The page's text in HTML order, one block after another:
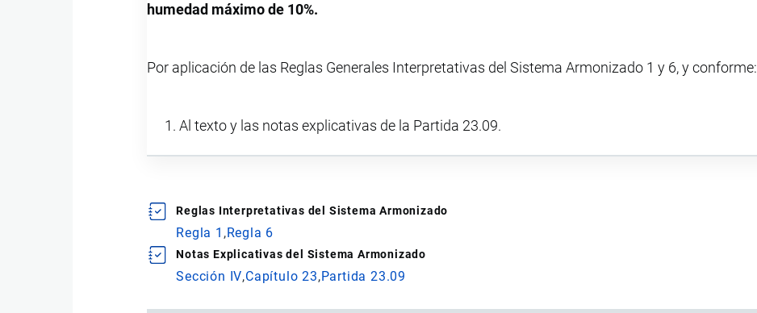
humedad máximo de 10%.
Por aplicación de las Reglas Generales Interpretativas del Sistema Armonizado 1 y 6, y conforme:
Al texto y las notas explicativas de la Partida 23.09.
Reglas Interpretativas del Sistema Armonizado
Regla 1 Regla 6
Notas Explicativas del Sistema Armonizado
Sección IV Capítulo 23 Partida 23.09